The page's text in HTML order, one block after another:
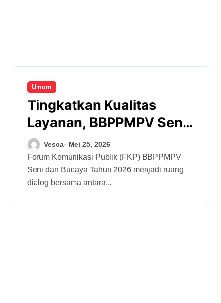
Umum
Tingkatkan Kualitas
Layanan, BBPPMPV Seni
dan Budaya Ajak
Stakeholder Berdialog
dalam FKP 2026
Vesca Mei 25, 2026
Forum Komunikasi Publik (FKP) BBPPMPV
Seni dan Budaya Tahun 2026 menjadi ruang
dialog bersama antara...